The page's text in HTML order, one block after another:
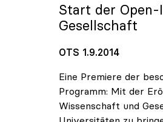
Start der
Gesellschaft
OTS 1.9.2014
Eine Premiere der
Programm: Mit der
Wissenschaft und